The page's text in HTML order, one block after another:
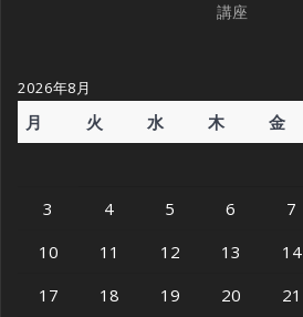
講座
2026年8月
月 火 水 木 金
3
4 5 6 7
10
11 12 13 14
17
18 19 20 21